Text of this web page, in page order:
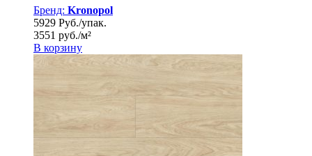
Бренд: Kronopol
5929 Руб./упак.
3551 руб./м²
В корзину